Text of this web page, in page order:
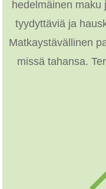
hedelmäinen maku
tyydyttäviä ja
Matkaystävällinen
missä tahansa.